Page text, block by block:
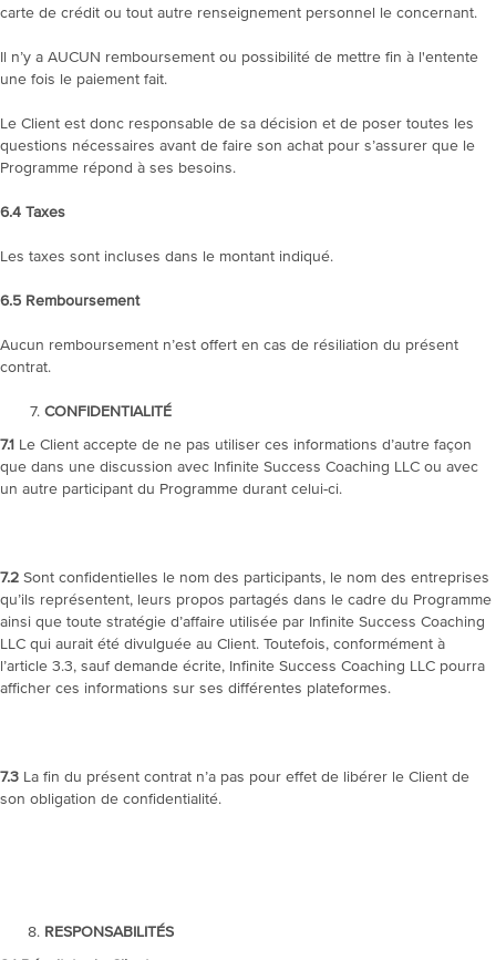
carte de crédit ou tout autre renseignement personnel le concernant.
Il n’y a AUCUN remboursement ou possibilité de mettre fin à l'entente
une fois le paiement fait.
Le Client est donc responsable de sa décision et de poser toutes les
questions nécessaires avant de faire son achat pour s’assurer que le
Programme répond à ses besoins.
6.4 Taxes
Les taxes sont incluses dans le montant indiqué.
6.5 Remboursement
Aucun remboursement n’est offert en cas de résiliation du présent
contrat.
CONFIDENTIALITÉ
7.1 Le Client accepte de ne pas utiliser ces informations d’autre façon
que dans une discussion avec Infinite Success Coaching LLC ou avec
un autre participant du Programme durant celui-ci.
7.2 Sont confidentielles le nom des participants, le nom des entreprises
qu’ils représentent, leurs propos partagés dans le cadre du Programme
ainsi que toute stratégie d’affaire utilisée par Infinite Success Coaching
LLC qui aurait été divulguée au Client. Toutefois, conformément à
l’article 3.3, sauf demande écrite, Infinite Success Coaching LLC pourra
afficher ces informations sur ses différentes plateformes.
7.3 La fin du présent contrat n’a pas pour effet de libérer le Client de
son obligation de confidentialité.
RESPONSABILITÉS